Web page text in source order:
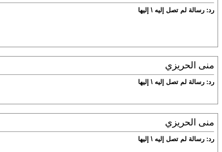
رد: رسالة لم تصل إليه \ إليها
منى الحريزي
رد: رسالة لم تصل إليه \ إليها
منى الحريزي
رد: رسالة لم تصل إليه \ إليها